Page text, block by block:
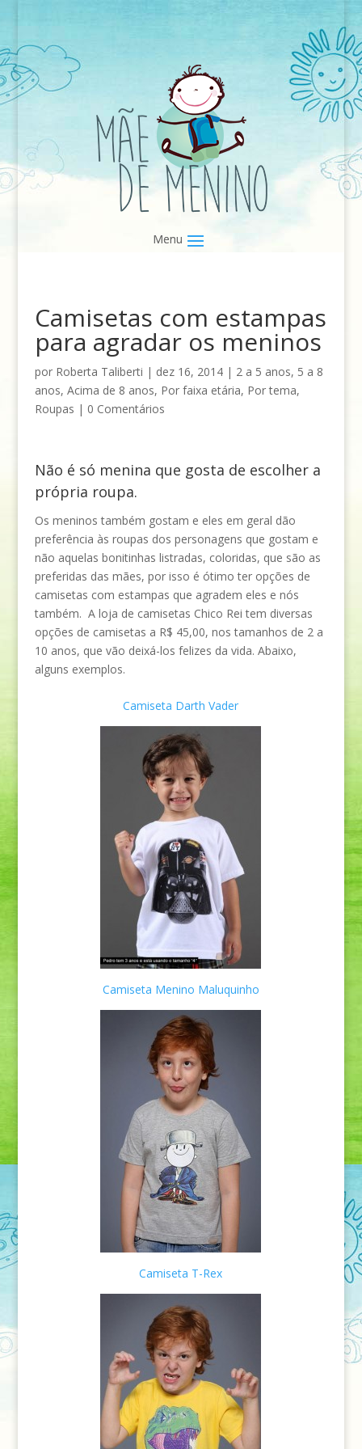
Camisetas com estampas
para agradar os meninos
por Roberta Taliberti | dez 16, 2014| 2 a 5 anos, 5 a 8
anos, Acima de 8 anos, Por faixa etária, Por tema,
Roupas | 0 Comentários
Não é só menina que gosta de escolher a
própria roupa.
Os meninos também gostam e eles em geral dão
preferência às roupas dos personagens que gostam e
não aquelas bonitinhas listradas, coloridas, que são as
preferidas das mães, por isso é ótimo ter opções de
camisetas com estampas que agradem eles e nós
também. A loja de camisetas Chico Rei tem diversas
opções de camisetas a R$ 45,00, nos tamanhos de 2 a
10 anos, que vão deixá-los felizes da vida. Abaixo,
alguns exemplos.
Camiseta Darth Vader
Camiseta Menino Maluquinho
Camiseta T-Rex